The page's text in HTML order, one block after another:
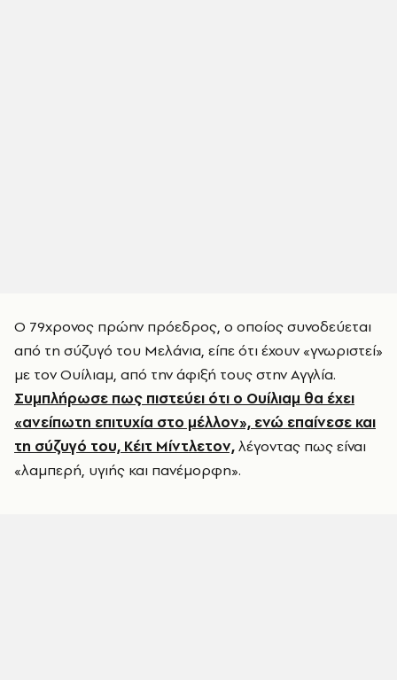
Ο 79χρονος πρώην πρόεδρος, ο οποίος συνοδεύεται
από τη σύζυγό του Μελάνια, είπε ότι έχουν «γνωριστεί»
με τον Ουίλιαμ, από την άφιξή τους στην Αγγλία.
Συμπλήρωσε πως πιστεύει ότι ο Ουίλιαμ θα έχει
«ανείπωτη επιτυχία στο μέλλον», ενώ επαίνεσε και
τη σύζυγό του, Κέιτ Μίντλετον,λέγοντας πως είναι
«λαμπερή, υγιής και πανέμορφη».